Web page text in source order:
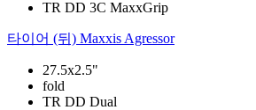
TR DD 3C MaxxGrip
타이어 (뒤) Maxxis Agressor
27.5x2.5"
fold
TR DD Dual